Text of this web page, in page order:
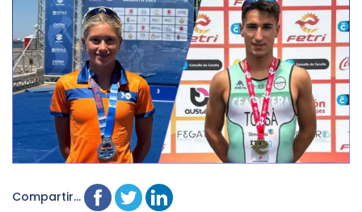
Compartir...